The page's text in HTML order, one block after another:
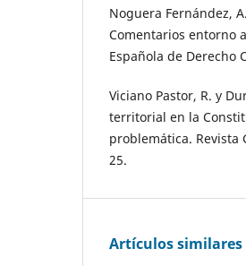
Noguera Fernández,
Comentarios entorno
Española de Derecho
Viciano Pastor, R. y
territorial en la
problemática. Revista
25.
Artículos similares